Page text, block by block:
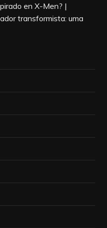
en X-Men? |
transformista: uma